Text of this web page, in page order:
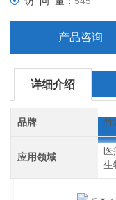
产品咨询
详细介绍
品牌 竹
应用领域
生